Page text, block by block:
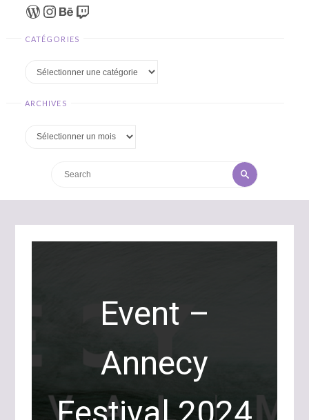
WordPress
Instagram
Behance
Twitch
CATÉGORIES
Catégories
ARCHIVES
Archives
Search
Event –
Annecy